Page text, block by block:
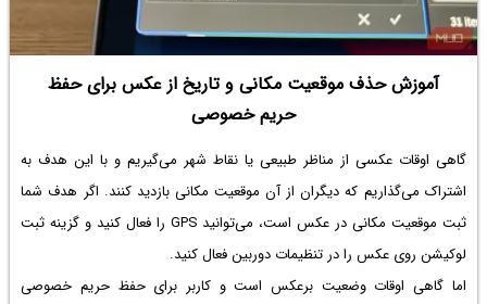
آموزش حذف موقعیت مکانی و تاریخ از عکس برای حفظ
حریم خصوصی
گاهی اوقات عکسی از مناظر طبیعی یا نقاط شهر می‌گیریم و با این هدف به
اشتراک می‌گذاریم که دیگران از آن موقعیت مکانی بازدید کنند. اگر هدف شما
ثبت موقعیت مکانی در عکس
است، می‌توانید GPS را فعال کنید و گزینه ثبت
لوکیشن روی عکس را در تنظیمات دوربین فعال کنید.
اما گاهی اوقات وضعیت برعکس است و کاربر برای حفظ حریم خصوصی